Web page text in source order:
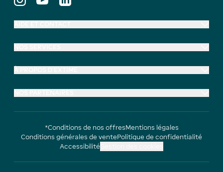
*Conditions de nos offresMentions légales
Conditions générales de ventePolitique de confidentialité
Accessibilité